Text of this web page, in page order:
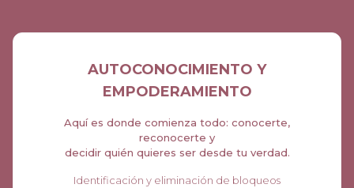
AUTOCONOCIMIENTO Y
EMPODERAMIENTO
Aquí es donde comienza todo: conocerte,
reconocerte y
decidir quién quieres ser desde tu verdad.
Identificación y eliminación de bloqueos